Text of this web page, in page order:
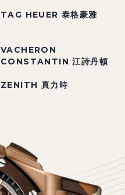
TAG HEUER 泰格豪雅
VACHERON
CONSTANTIN 江詩丹頓
ZENITH 真力時